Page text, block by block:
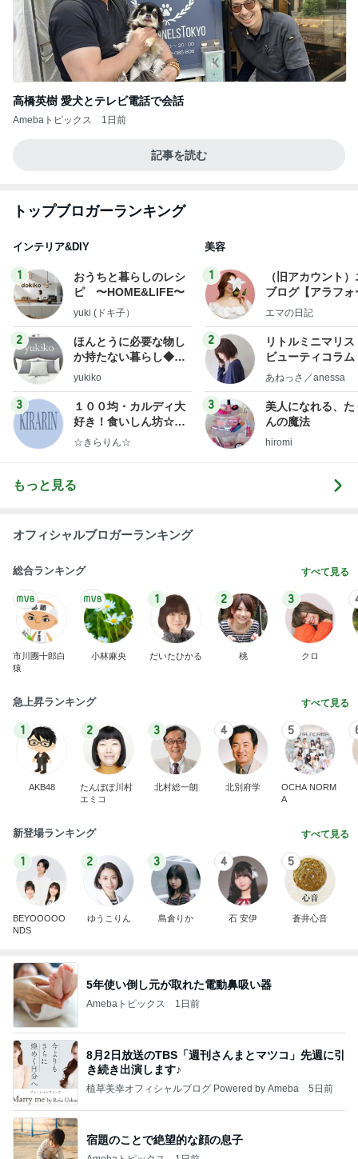
高橋英樹 愛犬とテレビ電話で会話
Amebaトピックス 1日前
記事を読む
トップブロガーランキング
インテリア&DIY
1
おうちと暮らしのレシ
ピ 〜HOME&LIFE〜
yuki (ドキ子）
2
ほんとうに必要な物し
か持たない暮らし◆Ke
ep Life Simple◆〜イ
yukiko
3
１００均・カルディ大
好き！食いしん坊☆き
らりん☆のブログ
☆きらりん☆
美容
1
（旧アカウント
ブログ【アラフォ
社売却セカンドラ
エマの日記
2
リトルミニマリス
ビューティコラ
little
あねっさ／anessa
3
美人になれる、た
んの魔法
hiromi
もっと見る
オフィシャルブロガーランキング
総合ランキング すべて見る
市川團十郎白
猿
小林麻央
1
だいたひかる
2
桃
3
クロ
急上昇ランキング すべて見る
1
AKB48
2
たんぽぽ川村
エミコ
3
北村総一朗
4
北別府学
5
OCHA NORM
A
新登場ランキング すべて見る
1
BEYOOOOO
NDS
2
ゆうこりん
3
島倉りか
4
石 安伊
5
蒼井心音
5年使い倒し元が取れた電動鼻吸い器
Amebaトピックス 1日前
8月2日放送のTBS「週刊さんまとマツコ」先週に引
き続き出演します♪
植草美幸オフィシャルブログ Powered by Ameba 5日前
宿題のことで絶望的な顔の息子